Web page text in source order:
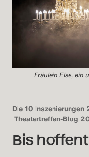
Fräulein Else, ein
Die 10 Inszenierungen
Theatertreffen-Blog
Bis